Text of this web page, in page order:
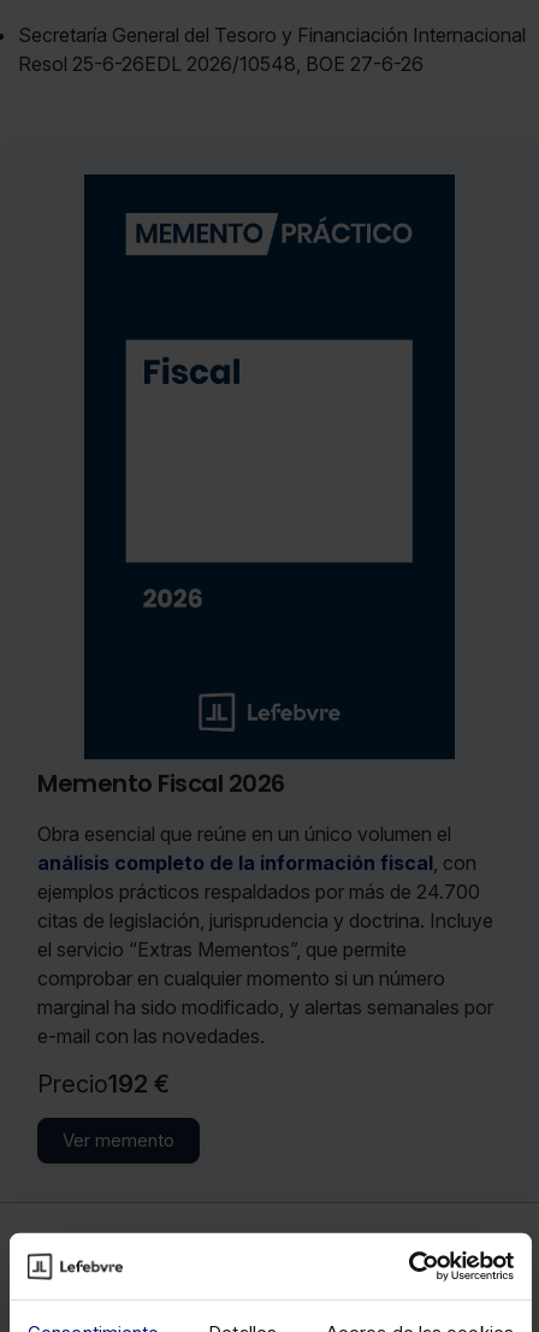
Secretaría General del Tesoro y Financiación Internacional
Resol 25-6-26EDL 2026/10548, BOE 27-6-26
Memento Fiscal 2026
Obra esencial que reúne en un único volumen el
análisis completo de la información fiscal , con
ejemplos prácticos respaldados por más de 24.700
citas de legislación, jurisprudencia y doctrina. Incluye
el servicio “Extras Mementos”, que permite
comprobar en cualquier momento si un número
marginal ha sido modificado, y alertas semanales por
e-mail con las novedades.
Precio192 €
Ver memento
Fiscal